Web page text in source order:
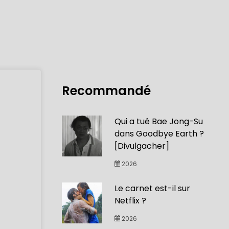
Recommandé
Qui a tué Bae Jong-Su
dans Goodbye Earth ?
[Divulgacher]
2026
Le carnet est-il sur
Netflix ?
2026